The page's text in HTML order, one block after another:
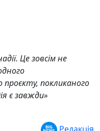
Це зовсім не
покликаного
є завжди»